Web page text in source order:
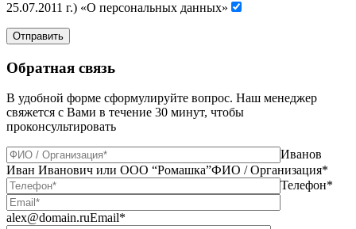
25.07.2011 г.) «О персональных данных»
Отправить
Обратная связь
В удобной форме сформулируйте вопрос. Наш менеджер
свяжется с Вами в течение 30 минут, чтобы
проконсультировать
Иванов
Иван Иванович или ООО “Ромашка”ФИО / Организация*
Телефон*
alex@domain.ruEmail*